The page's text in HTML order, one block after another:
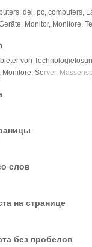
del, pc, computers,
Monitor, Monitore,
von
Monitore, Server,
слов
на странице
без пробелов